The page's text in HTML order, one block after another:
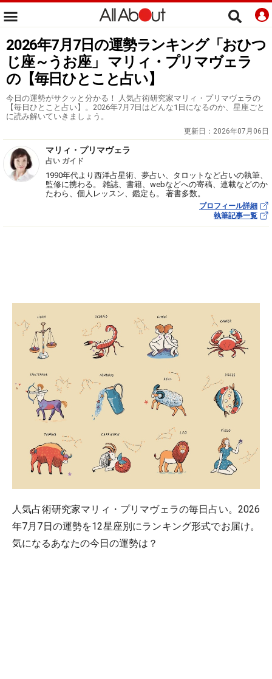
2026年7月7日の運勢ランキング「おひつ
じ座～うお座」 マリィ・プリマヴェラ
の【毎日ひとこと占い】
今日の運勢がサクッと分かる！ 人気占術研究家マリィ・プリマヴェラの
【毎日ひとこと占い】。2026年7月7日はどんな1日になるのか、星座ごと
に読み解いていきましょう。
更新日： 2026年07月06日
マリィ・プリマヴェラ
占い ガイド
1990年代より西洋占星術、夢占い、タロットなど占いの執筆、
監修に携わる。 雑誌、書籍、webなどへの寄稿、連載などのか
たわら、個人レッスン、鑑定も。 著書多数。
プロフィール詳細
執筆記事一覧
人気占術研究家マリィ・プリマヴェラの毎日占い。2026
年7月7日の運勢を12星座別にランキング形式でお届け。
気になるあなたの今日の運勢は？